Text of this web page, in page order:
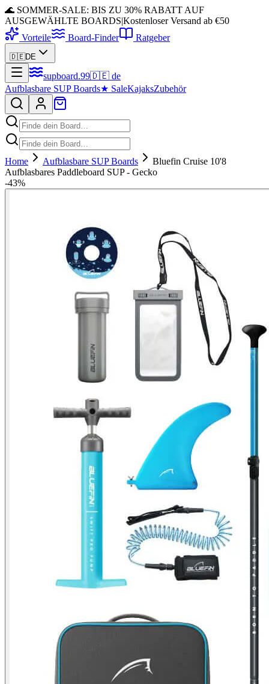
🌊 SOMMER-SALE: BIS ZU 30% RABATT AUF
AUSGEWÄHLTE BOARDS|Kostenloser Versand ab €50
Vorteile
Board-Finder Ratgeber
🇩🇪DE
supboard.99🇩🇪 de
Aufblasbare SUP Boards★ SaleKajaksZubehör
Home Aufblasbare SUP Boards
Bluefin Cruise 10'8
Aufblasbares Paddleboard SUP - Gecko
-43%